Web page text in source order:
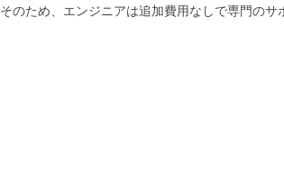
そのため、エンジニアは追加費用なしで専門のサ